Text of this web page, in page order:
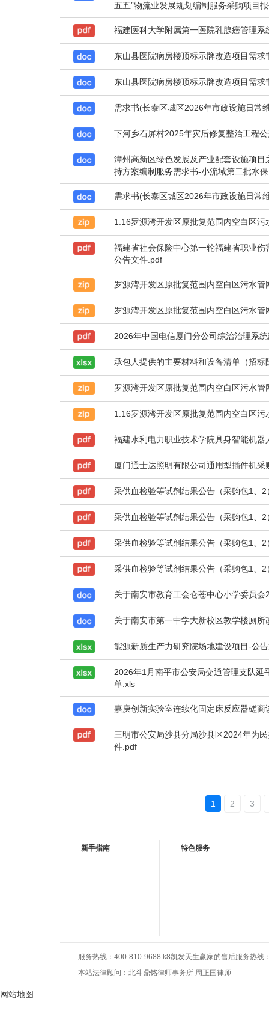
五五”物流业发展规划编制服务采购项目
福建医科大学附属第一医院乳腺癌管理
东山县医院病房楼顶标示牌改造项目需求
东山县医院病房楼顶标示牌改造项目需求
需求书(长泰区城区2026年市政设施日常
下河乡石屏村2025年灾后修复整治工程
漳州高新区绿色发展及产业配套设施项
持方案编制服务需求书-小流域第二批水
需求书(长泰区城区2026年市政设施日常
1.16罗源湾开发区原批复范围内空白区
福建省社会保险中心第一轮福建省职业
公告文件.pdf
罗源湾开发区原批复范围内空白区污水
罗源湾开发区原批复范围内空白区污水
2026年中国电信厦门分公司综治治理系
承包人提供的主要材料和设备清单（招标
罗源湾开发区原批复范围内空白区污水
1.16罗源湾开发区原批复范围内空白区
福建水利电力职业技术学院具身智能机
厦门通士达照明有限公司通用型插件机
采供血检验等试剂结果公告（采购包1、
采供血检验等试剂结果公告（采购包1、
采供血检验等试剂结果公告（采购包1、2
采供血检验等试剂结果公告（采购包1、2
关于南安市教育工会仑苍中心小学委员
关于南安市第一中学大新校区教学楼厕
能源新质生产力研究院场地建设项目-公
2026年1月南平市公安局交通管理支队
单.xls
嘉庚创新实验室连续化固定床反应器磋商
三明市公安局沙县分局沙县区2024年为
件.pdf
1 2 3
新手指南 特色服务
服务热线：400-810-9688 k8凯发天生赢家的售后服务热
本站法律顾问：北斗鼎铭律师事务所 周正国律师
网站地图